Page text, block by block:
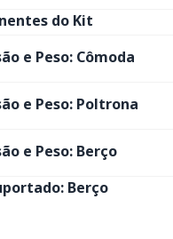
do Kit
e Peso: Cômoda
e Peso: Poltrona
e Peso: Berço
Berço